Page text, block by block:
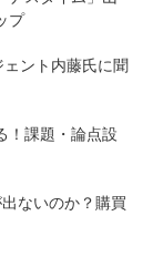
プ
ェント内藤氏に聞
！課題・論点設
ないのか？購買